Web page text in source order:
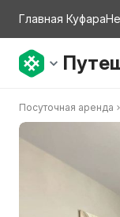
Главная Куфара
Посуточная аренда